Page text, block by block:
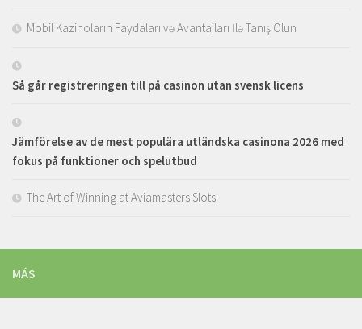
Mobil Kazinoların Faydaları və Avantajları İlə Tanış Olun
Så går registreringen till på casinon utan svensk licens
Jämförelse av de mest populära utländska casinona 2026 med
fokus på funktioner och spelutbud
The Art of Winning at Aviamasters Slots
MÁS